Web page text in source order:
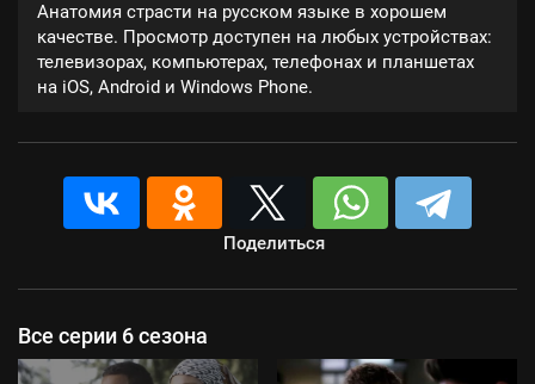
Анатомия страсти на русском языке в хорошем
качестве. Просмотр доступен на любых устройствах:
телевизорах, компьютерах, телефонах и планшетах
на iOS, Android и Windows Phone.
Поделиться
Все серии 6 сезона